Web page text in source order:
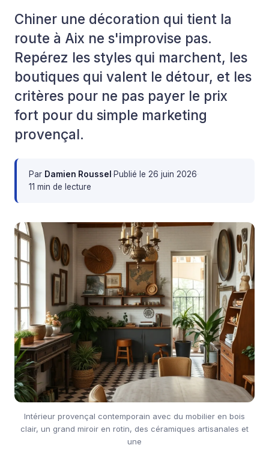
Chiner une décoration qui tient la
route à Aix ne s'improvise pas.
Repérez les styles qui marchent, les
boutiques qui valent le détour, et les
critères pour ne pas payer le prix
fort pour du simple marketing
provençal.
Par Damien Roussel·Publié le 26 juin 2026·
11 min de lecture
Intérieur provençal contemporain avec du mobilier en bois
clair, un grand miroir en rotin, des céramiques artisanales et
une